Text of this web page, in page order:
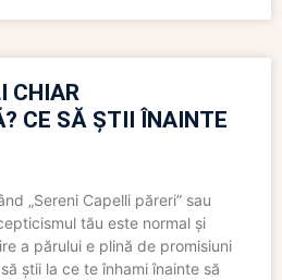
CHIAR
CE SĂ ȘTII ÎNAINTE
„Sereni Capelli păreri” sau
tău este normal și
a părului e plină de promisiuni
știi la ce te înhami înainte să